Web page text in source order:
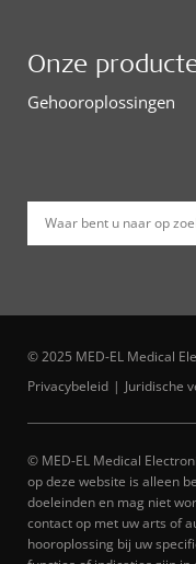
Onze
Gehooroplossingen
Waar bent u naar op
© 2025 MED-EL Medical
Privacybeleid
Juridische
© MED-EL Medical
op deze website is alleen
doeleinden en mag niet
contact op met uw arts of
hooroplossing bij uw